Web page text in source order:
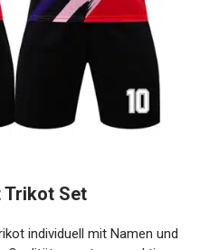
aus atmungsaktivem